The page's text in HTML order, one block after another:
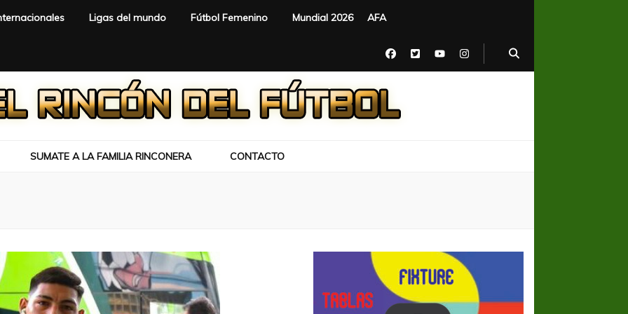
Ligas del mundo Fútbol Femenino Mundial 2026 AFA
SUMATE A LA FAMILIA RINCONERA CONTACTO